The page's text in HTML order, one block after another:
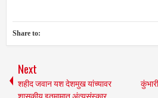
Share to:
Next
शहीद जवान यश देशमुख यांच्यावर
शासकीय इतमामात अंत्यसंस्कार